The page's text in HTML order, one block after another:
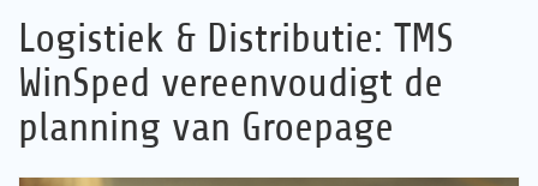
Software
Logistiek & Distributie: TMS
WinSped vereenvoudigt de
planning van Groepage